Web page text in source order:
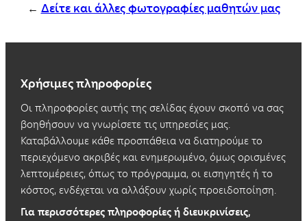
← Δείτε και άλλες φωτογραφίες μαθητών μας
Χρήσιμες πληροφορίες
Οι πληροφορίες αυτής της σελίδας έχουν σκοπό να σας
βοηθήσουν να γνωρίσετε τις υπηρεσίες μας.
Καταβάλλουμε κάθε προσπάθεια να διατηρούμε το
περιεχόμενο ακριβές και ενημερωμένο, όμως ορισμένες
λεπτομέρειες, όπως το πρόγραμμα, οι εισηγητές ή το
κόστος, ενδέχεται να αλλάξουν χωρίς προειδοποίηση.
Για περισσότερες πληροφορίες ή διευκρινίσεις,